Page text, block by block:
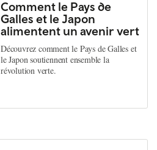
Comment le Pays de
Galles et le Japon
alimentent un avenir vert
Découvrez comment le Pays de Galles et
le Japon soutiennent ensemble la
révolution verte.